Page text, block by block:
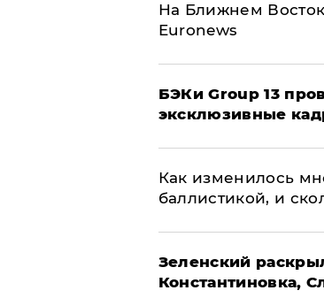
На Ближнем
Euronews
​БЭКи Group 13
эксклюзивные
Как изменилось
баллистикой, и
​Зеленский
Константиновка,